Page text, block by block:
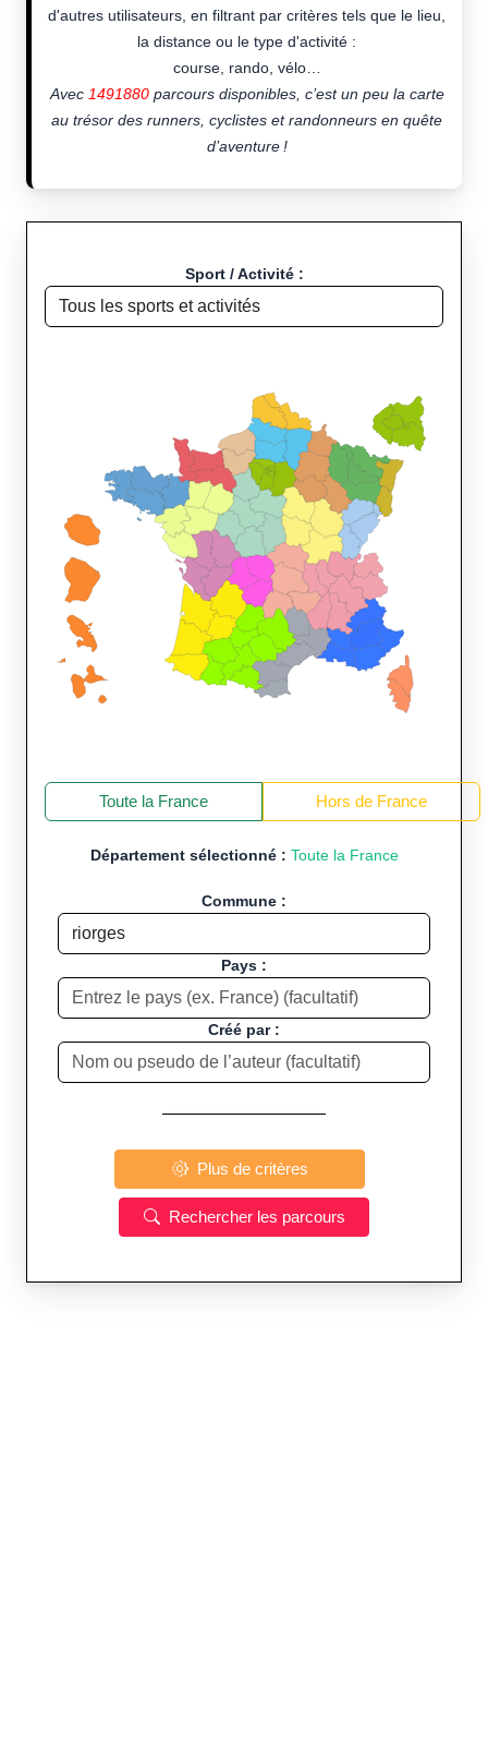
d'autres utilisateurs, en filtrant par critères tels que le lieu,
la distance ou le type d'activité :
course, rando, vélo…
Avec 1491880parcours disponibles, c’est un peu la carte
au trésor des runners, cyclistes et randonneurs en quête
d’aventure !
Sport / Activité :
Toute la France Hors de France
Département sélectionné : Toute la France
Commune :
Pays :
Créé par :
Plus de critères
Rechercher les parcours